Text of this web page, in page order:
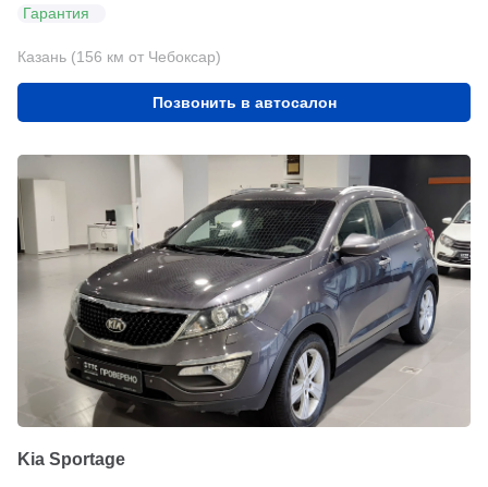
Гарантия
Казань (156 км от Чебоксар)
Позвонить в автосалон
Kia Sportage